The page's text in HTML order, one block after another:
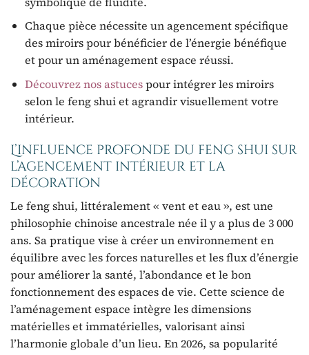
Chaque pièce nécessite un agencement spécifique
des miroirs pour bénéficier de l’énergie bénéfique
et pour un aménagement espace réussi.
Découvrez nos astucespour intégrer les miroirs
selon le feng shui et agrandir visuellement votre
intérieur.
L’influence profonde du feng shui sur
l’agencement intérieur et la
décoration
Le feng shui, littéralement « vent et eau », est une
philosophie chinoise ancestrale née il y a plus de 3 000
ans. Sa pratique vise à créer un environnement en
équilibre avec les forces naturelles et les flux d’énergie
pour améliorer la santé, l’abondance et le bon
fonctionnement des espaces de vie. Cette science de
l’aménagement espace intègre les dimensions
matérielles et immatérielles, valorisant ainsi
l’harmonie globale d’un lieu. En 2026, sa popularité